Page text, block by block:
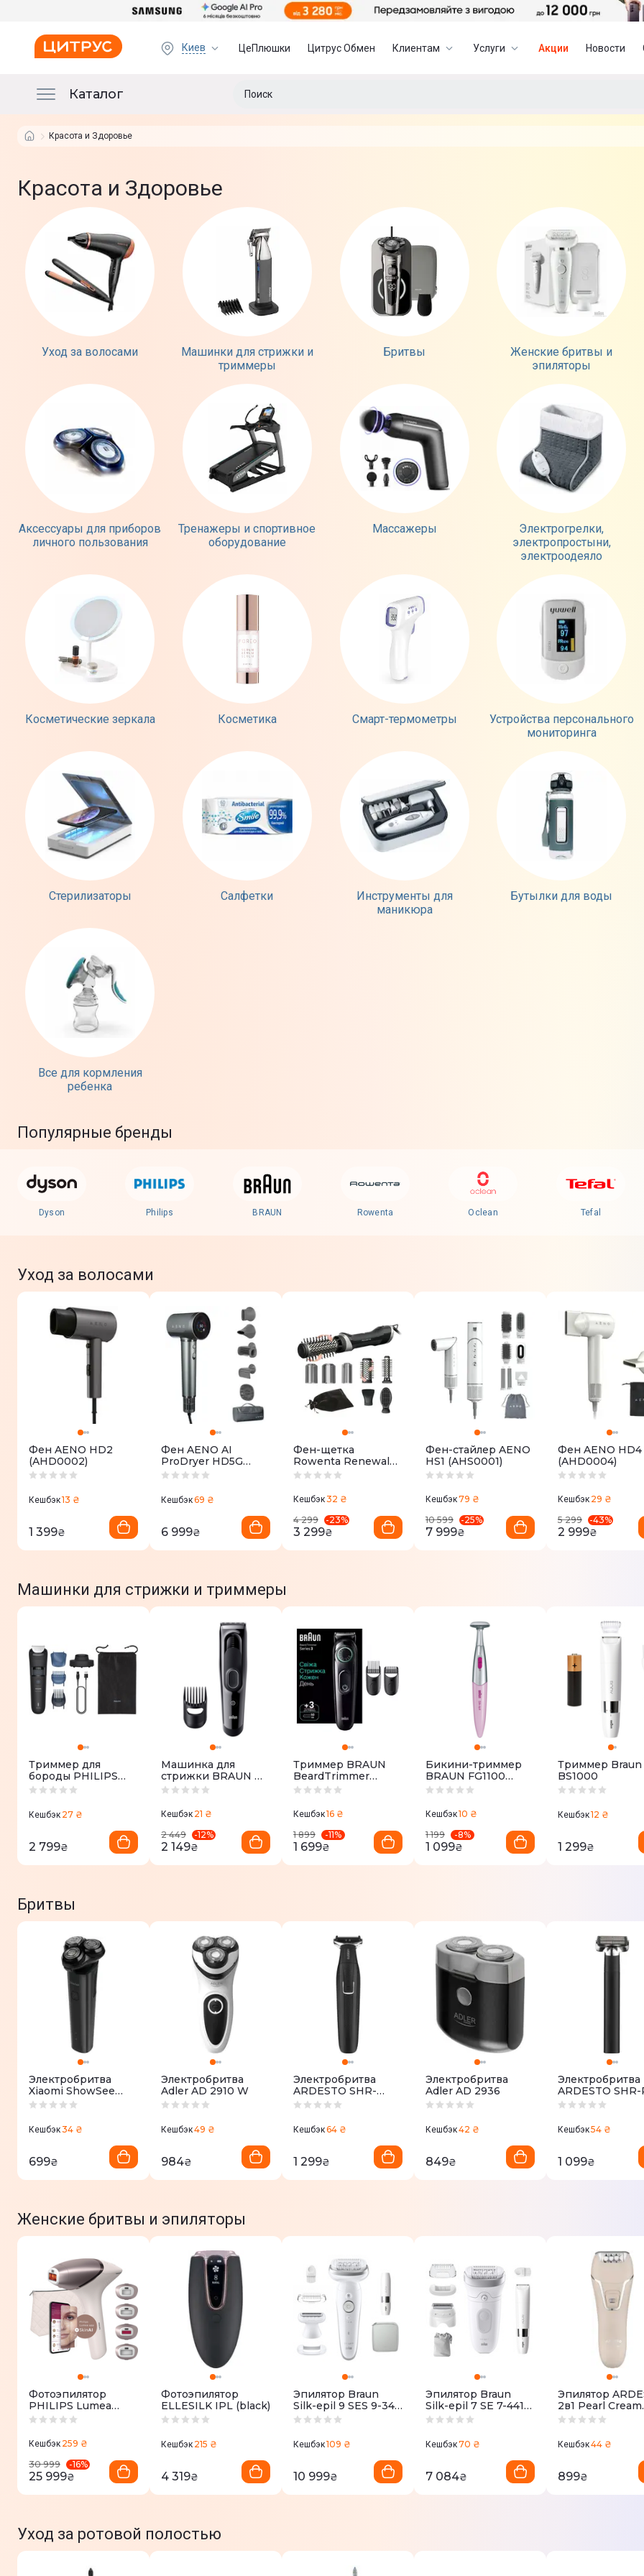
Киев ЦеПлюшки Цитрус Обмен Клиентам Услуги Акции Новости
Каталог
Красота и Здоровье
Красота и Здоровье
Уход за волосами
Машинки для стрижки и
триммеры
Бритвы
Женские бритвы и
эпиляторы
Аксессуары для приборов
личного пользования
Тренажеры и спортивное
оборудование
Массажеры
Электрогрелки,
электропростыни,
электроодеяло
Косметические зеркала Косметика Смарт-термометры
Устройства персонального
мониторинга
Стерилизаторы Салфетки
Инструменты для
маникюра
Бутылки для воды
Все для кормления
ребенка
Популярные бренды
Dyson Philips BRAUN Rowenta Oclean Tefal
Уход за волосами
Фен AENO HD2
(AHD0002)
Кешбэк13 ₴
1 399₴
Фен AENO AI
ProDryer HD5G
(AHD0005G)
Кешбэк69 ₴
6 999₴
Фен-щетка
Rowenta Renewal
Brush Active
Кешбэк32 ₴
4 299
-23%
3 299₴
Фен-стайлер AENO
HS1 (AHS0001)
Кешбэк79 ₴
10 599
-25%
7 999₴
Фен AENO HD4
(AHD0004)
Кешбэк 29 ₴
5 299
-43%
2 999₴
Машинки для стрижки и триммеры
Триммер для
бороды PHILIPS
BT5780/15 серии
Кешбэк 27 ₴
2 799₴
Машинка для
стрижки BRAUN HC
5310
Кешбэк 21 ₴
2 449
-12%
2 149₴
Триммер BRAUN
BeardTrimmer
BT3411
Кешбэк16 ₴
1 899
-11%
1 699₴
Бикини-триммер
BRAUN FG1100
(Грумер) Pink
Кешбэк10 ₴
1 199
-8%
1 099₴
Триммер Braun
BS1000
Кешбэк12 ₴
1 299₴
Бритвы
Электробритва
Xiaomi ShowSee
F302-BK
Кешбэк34 ₴
699₴
Электробритва
Adler AD 2910 W
Кешбэк49 ₴
984₴
Электробритва
ARDESTO SHR-
PTR1
Кешбэк64 ₴
1 299₴
Электробритва
Adler AD 2936
Кешбэк42 ₴
849₴
Электробритва
ARDESTO SHR-
Кешбэк54 ₴
1 099₴
Женские бритвы и эпиляторы
Фотоэпилятор
PHILIPS Lumea
серии 9900
технологией
Кешбэк 259 ₴
30 999
-16%
25 999₴
Фотоэпилятор
ELLESILK IPL (black)
Кешбэк 215 ₴
4 319₴
Эпилятор Braun
Silk-epil 9 SES 9-341
(80743176)
Кешбэк109 ₴
10 999₴
Эпилятор Braun
Silk-epil 7 SE 7-441
(80743165)
Кешбэк70 ₴
7 084₴
Эпилятор
2в1 Pearl Cream
LESH-Y700PERL
Кешбэк44 ₴
899₴
Уход за ротовой полостью